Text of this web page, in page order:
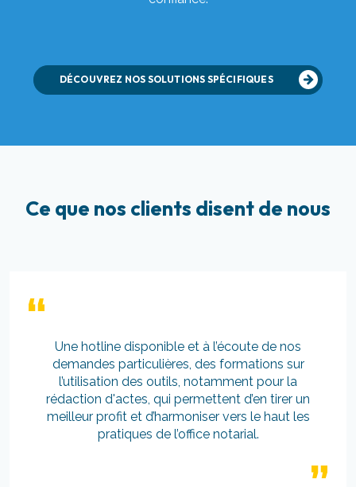
DÉCOUVREZ NOS SOLUTIONS SPÉCIFIQUES
Ce que nos clients disent de nous
disponible et à l’écoute de nos
particulières, des formations sur
des outils, notamment pour la
d'actes, qui permettent d’en tirer un
profit et d’harmoniser vers le haut les
pratiques de l’office notarial.